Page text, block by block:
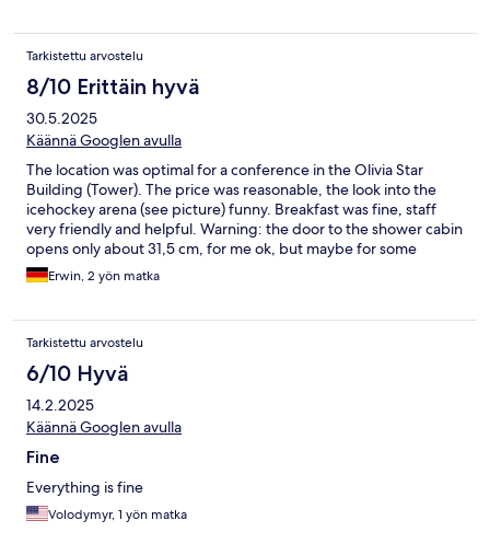
Tarkistettu arvostelu
8/10 Erittäin hyvä
30.5.2025
Käännä Googlen avulla
The location was optimal for a conference in the Olivia Star
Building (Tower). The price was reasonable, the look into the
icehockey arena (see picture) funny. Breakfast was fine, staff
very friendly and helpful. Warning: the door to the shower cabin
opens only about 31,5 cm, for me ok, but maybe for some
difficult!Erwin, 2 yön matka
Tarkistettu arvostelu
6/10 Hyvä
14.2.2025
Käännä Googlen avulla
Fine
Everything is fine
Volodymyr, 1 yön matka